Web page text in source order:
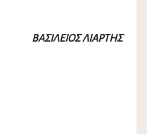
ΒΑΣΙΛΕΙΟΣ ΛΙΑΡΤΗΣ